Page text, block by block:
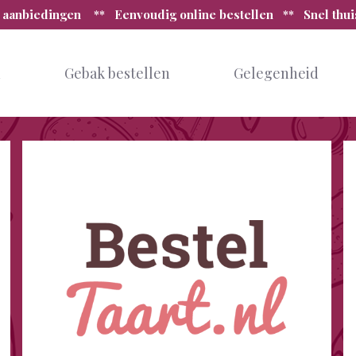
aanbiedingen ** Eenvoudig online bestellen ** Snel
Gebak bestellen Gelegenheid